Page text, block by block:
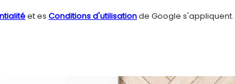
et es Conditions d'utilisationde Google s'appliquent.